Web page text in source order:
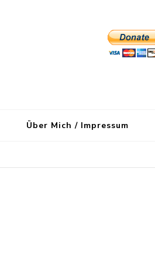
Über Mich / Impressum